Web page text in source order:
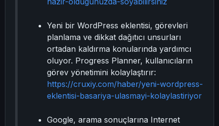
Yeni bir WordPress eklentisi, görevleri
planlama ve dikkat dağıtıcı unsurları
ortadan kaldırma konularında yardımcı
oluyor. Progress Planner, kullanıcıların
görev yönetimini kolaylaştırır:
https://cruxiy.com/haber/yeni-wordpress-
eklentisi-basariya-ulasmayi-kolaylastiriyor
Google, arama sonuçlarına Internet